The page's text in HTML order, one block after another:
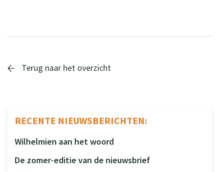
RECENTE NIEUWSBERICHTEN:
Wilhelmien aan het woord
De zomer-editie van de nieuwsbrief
Terug naar het overzicht